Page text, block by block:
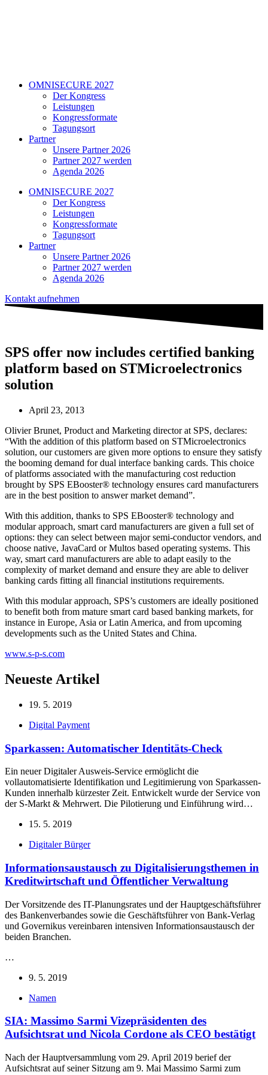
OMNISECURE 2027
Der Kongress
Leistungen
Kongressformate
Tagungsort
Partner
Unsere Partner 2026
Partner 2027 werden
Agenda 2026
OMNISECURE 2027
Der Kongress
Leistungen
Kongressformate
Tagungsort
Partner
Unsere Partner 2026
Partner 2027 werden
Agenda 2026
Kontakt aufnehmen
SPS offer now includes certified banking
platform based on STMicroelectronics
solution
April 23, 2013
Olivier Brunet, Product and Marketing director at SPS, declares:
“With the addition of this platform based on STMicroelectronics
solution, our customers are given more options to ensure they satisfy
the booming demand for dual interface banking cards. This choice
of platforms associated with the manufacturing cost reduction
brought by SPS EBooster® technology ensures card manufacturers
are in the best position to answer market demand”.
With this addition, thanks to SPS EBooster® technology and
modular approach, smart card manufacturers are given a full set of
options: they can select between major semi-conductor vendors, and
choose native, JavaCard or Multos based operating systems. This
way, smart card manufacturers are able to adapt easily to the
complexity of market demand and ensure they are able to deliver
banking cards fitting all financial institutions requirements.
With this modular approach, SPS’s customers are ideally positioned
to benefit both from mature smart card based banking markets, for
instance in Europe, Asia or Latin America, and from upcoming
developments such as the United States and China.
www.s-p-s.com
Neueste Artikel
19. 5. 2019
Digital Payment
Sparkassen: Automatischer Identitäts-Check
Ein neuer Digitaler Ausweis-Service ermöglicht die
vollautomatisierte Identifikation und Legitimierung von Sparkassen-
Kunden innerhalb kürzester Zeit. Entwickelt wurde der Service von
der S-Markt & Mehrwert. Die Pilotierung und Einführung wird…
15. 5. 2019
Digitaler Bürger
Informationsaustausch zu Digitalisierungsthemen in
Kreditwirtschaft und Öffentlicher Verwaltung
Der Vorsitzende des IT-Planungsrates und der Hauptgeschäftsführer
des Bankenverbandes sowie die Geschäftsführer von Bank-Verlag
und Governikus vereinbaren intensiven Informationsaustausch der
beiden Branchen.
…
9. 5. 2019
Namen
SIA: Massimo Sarmi Vizepräsidenten des
Aufsichtsrat und Nicola Cordone als CEO bestätigt
Nach der Hauptversammlung vom 29. April 2019 berief der
Aufsichtsrat auf seiner Sitzung am 9. Mai Massimo Sarmi zum